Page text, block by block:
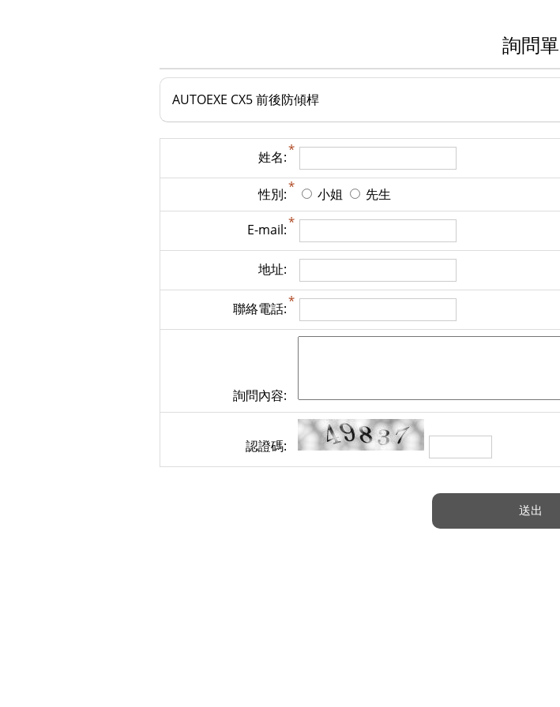
詢問單
AUTOEXE CX5 前後防傾桿
姓名:
性別: 小姐 先生
E-mail:
地址:
聯絡電話:
詢問內容:
認證碼: